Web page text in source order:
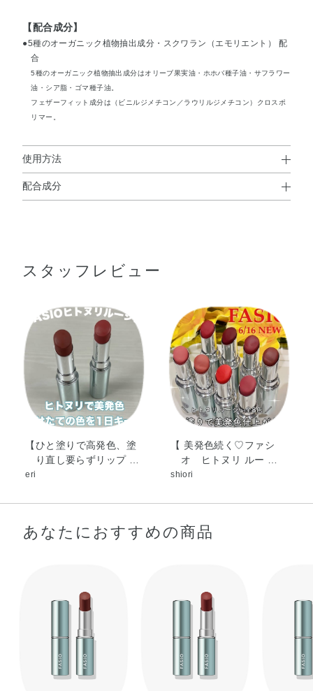
【配合成分】
●5種のオーガニック植物抽出成分・スクワラン（エモリエント） 配
合
5種のオーガニック植物抽出成分はオリーブ果実油・ホホバ種子油・サフラワー
油・シア脂・ゴマ種子油。
フェザーフィット成分は（ビニルジメチコン／ラウリルジメチコン）クロスポ
リマー。
使用方法
使用方法
めします。
配合成分
2・合成ワックス・（エイコセン／ビニルピロリドン）コ
ルヘキサノイン・イソステアリン酸デキストリン・キャン
デリラロウ・キャンデリラロウエステルズ・オリーブ果実
油・ゴマ種子油・サフラワー油・シア脂・トコフェロー
ル・ホホバ種子油・BHT・DPG・（エチレン／プロピレ
ン）コポリマー・（ビニルジメチコン／ラウリルジメチコ
ン）クロスポリマー・カルナウバロウ・ジメチコン・ジメ
チルシリル化シリカ・スクワラン・ハイドロゲンジメチコ
ン・レシチン・合成フルオロフロゴパイト・水酸化Al・炭
酸Ca・酸化チタン・酸化鉄・黄4・赤202
スタッフレビュー
【ひと塗りで高発色、塗
り直し要らずリップ …
eri
【 美発色続く♡ファシ
オ ヒトヌリ ルー …
shiori
あなたにおすすめの商品